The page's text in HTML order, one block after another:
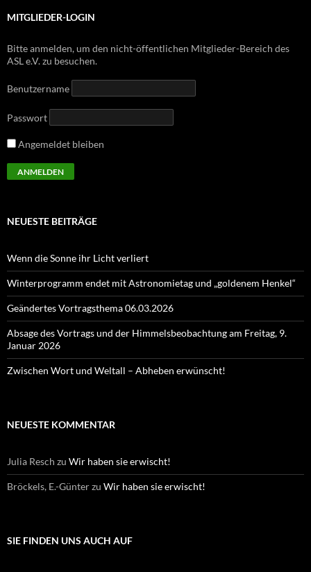
MITGLIEDER-LOGIN
Bitte anmelden, um den nicht-öffentlichen Mitglieder-Bereich des
ASL e.V. zu besuchen.
Benutzername
Passwort
Angemeldet bleiben
NEUESTE BEITRÄGE
Wenn die Sonne ihr Licht verliert
Winterprogramm endet mit Astronomietag und „goldenem Henkel“
Geändertes Vortragsthema 06.03.2026
Absage des Vortrags und der Himmelsbeobachtung am Freitag, 9.
Januar 2026
Zwischen Wort und Weltall – Abheben erwünscht!
NEUESTE KOMMENTAR
Julia Resch zu Wir haben sie erwischt!
Bröckels, E.-Günterzu Wir haben sie erwischt!
SIE FINDEN UNS AUCH AUF